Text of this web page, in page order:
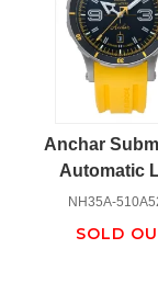
Anchar
Automatic
NH35A-
SOLD